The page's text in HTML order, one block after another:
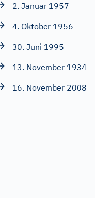
2. Januar 1957
4. Oktober 1956
30. Juni 1995
13. November 1934
16. November 2008